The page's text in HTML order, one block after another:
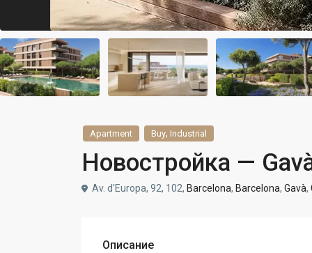
Apartment Buy, Industrial
Новостройка —
Av. d'Europa, 92, 102, Barcelona, Barcelona, Gavà,
Описание